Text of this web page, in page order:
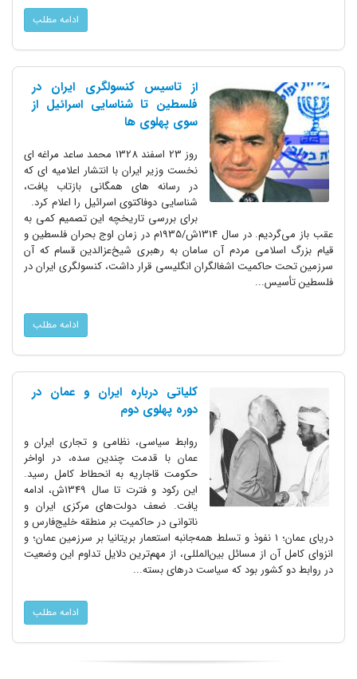
ادامه مطلب
از تاسیس کنسولگری ایران در
فلسطین تا شناسایی اسرائیل از
سوی پهلوی ها
روز 23 اسفند 1328 محمد ساعد مراغه ای
نخست وزیر ایران با انتشار اعلامیه ای که
در رسانه های همگانی بازتاب یافت،
شناسایی دوفاکتوی اسرائیل را اعلام کرد.
برای بررسی تاریخچه این تصمیم کمی به
عقب باز می‌گردیم. در سال 1314ش/1935م در زمان اوج بحران فلسطین و
قیام بزرگ اسلامی مردم آن سامان به رهبری شیخ‌عزالدین قسام که آن
سرزمین تحت حاکمیت اشغالگران انگلیسی قرار داشت، کنسولگری ایران در
فلسطین تأسیس...
ادامه مطلب
کلیاتی درباره ایران و عمان در
دوره پهلوی دوم
روابط سیاسی، نظامی و تجاری ایران و
عمان با قدمت چندین سده، در اواخر
حکومت قاجاریه به انحطاط کامل رسید.
این رکود و فترت تا سال 1349ش، ادامه
یافت. ضعف دولت‌های مرکزی ایران و
ناتوانی در حاکمیت بر منطقه خلیج‌فارس و
دریای عمان؛ 1 نفوذ و تسلط همه‌جانبه استعمار بریتانیا بر سرزمین عمان؛ و
انزوای کامل آن از مسائل بین‌المللی، از مهم‌ترین دلایل تداوم این وضعیت
در روابط دو کشور بود که سیاست درهای بسته...
ادامه مطلب